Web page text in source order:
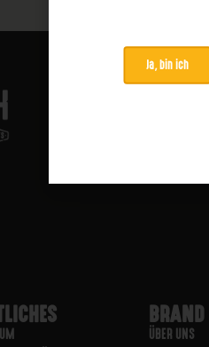
BRAND
ÜBER UNS
Ja, bin ich